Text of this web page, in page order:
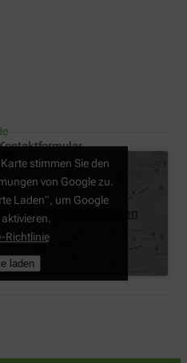
16, 73079 Süßen
stimmen Sie den
von Google zu.
Laden“, um Google
Richtlinie
laden